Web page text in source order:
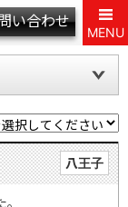
い合わせ
MENU
八王子